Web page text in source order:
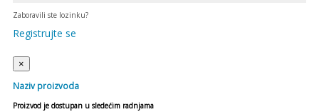
Zaboravili ste lozinku?
Registrujte se
×
Naziv proizvoda
Proizvod je dostupan u sledećim radnjama